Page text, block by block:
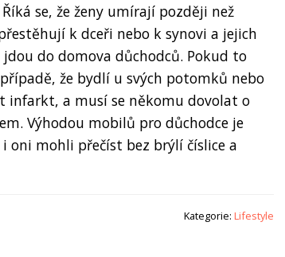
se, že ženy umírají později než
k dceři nebo k synovi a jejich
do domova důchodců. Pokud to
že bydlí u svých potomků nebo
infarkt, a musí se někomu dovolat o
Výhodou mobilů pro důchodce je
oni mohli přečíst bez brýlí číslice a
Kategorie: Lifestyle